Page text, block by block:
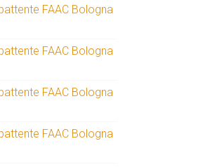
FAAC Bologna
FAAC Bologna
FAAC Bologna
FAAC Bologna